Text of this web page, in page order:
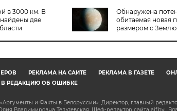
в 3000 км. В
две
Обнаружена
обитаемая новая
размером с Землю
РЕКЛАМА НА САЙТЕ РЕКЛАМА В ГАЗЕТЕ
РЕДАКЦИЮ ОБ ОШИБКЕ
и Факты в Белоруссии». Директор, главный